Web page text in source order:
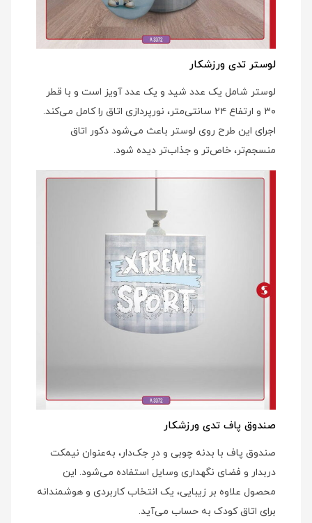
لوستر تدی ورزشکار
لوستر شامل یک عدد شید و یک عدد آویز است و با قطر
۳۰ و ارتفاع ۲۴ سانتی‌متر، نورپردازی اتاق را کامل می‌کند.
اجرای این طرح روی لوستر باعث می‌شود دکور اتاق
منسجم‌تر، خاص‌تر و جذاب‌تر دیده شود.
صندوق پاف تدی ورزشکار
صندوق پاف با بدنه چوبی و درِ جک‌دار، به‌عنوان نیمکت
دربدار و فضای نگهداری وسایل استفاده می‌شود. این
محصول علاوه بر زیبایی، یک انتخاب کاربردی و هوشمندانه
برای اتاق کودک به حساب می‌آید.